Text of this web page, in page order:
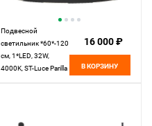
Подвесной
светильник *60*-120
см, 1*LED, 32W,
4000K, ST-Luce Parilla
16 000 ₽
В КОРЗИНУ